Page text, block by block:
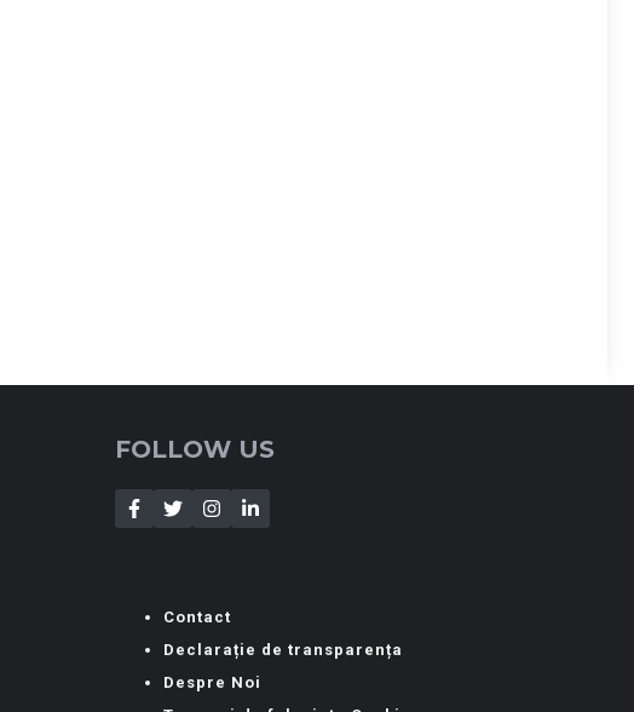
FOLLOW US
Contact
Declarație de transparența
Despre Noi